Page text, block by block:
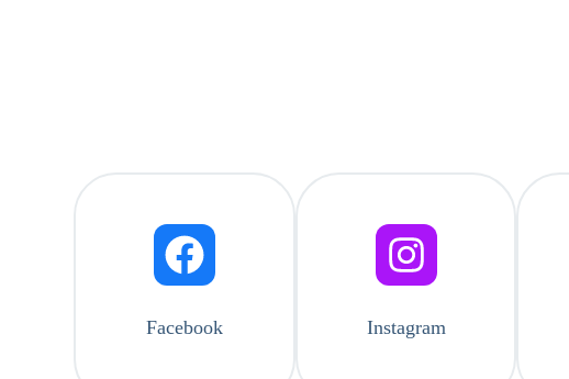
Facebook Instagram